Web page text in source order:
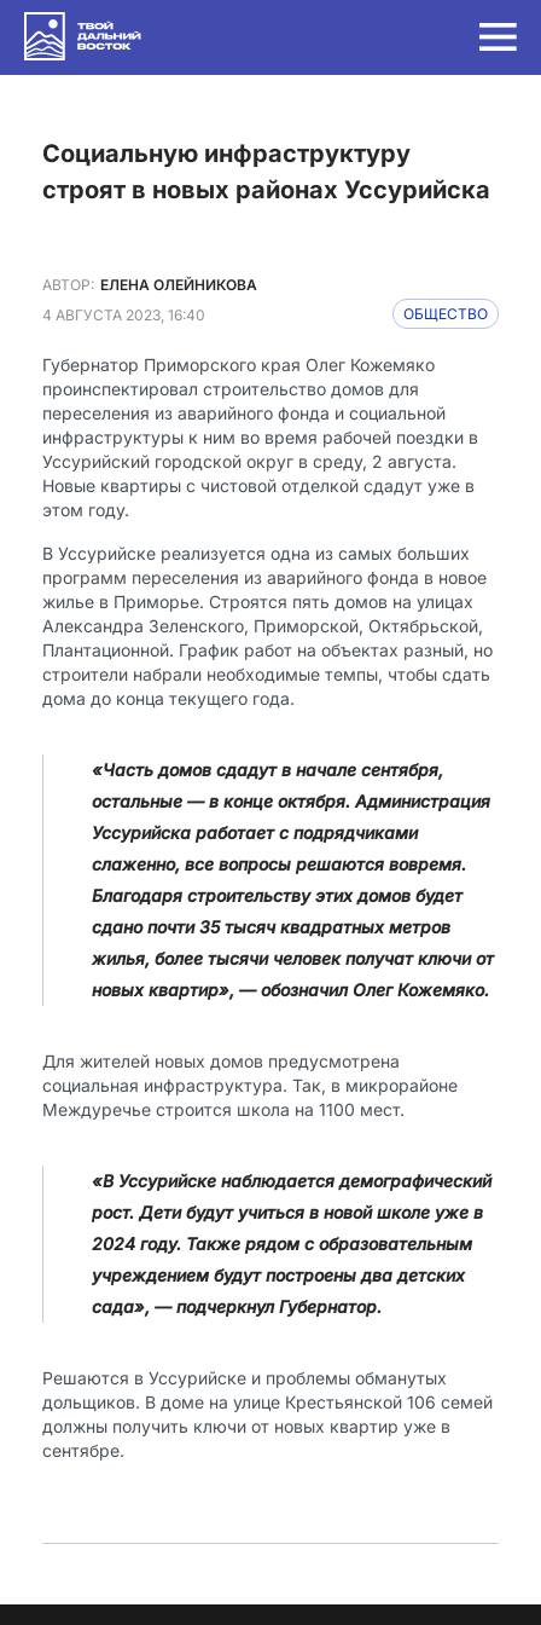
Социальную инфраструктуру
строят в новых районах Уссурийска
АВТОР: ЕЛЕНА ОЛЕЙНИКОВА
4 АВГУСТА 2023, 16:40
ОБЩЕСТВО
Губернатор Приморского края Олег Кожемяко
проинспектировал строительство домов для
переселения из аварийного фонда и социальной
инфраструктуры к ним во время рабочей поездки в
Уссурийский городской округ в среду, 2 августа.
Новые квартиры с чистовой отделкой сдадут уже в
этом году.
В Уссурийске реализуется одна из самых больших
программ переселения из аварийного фонда в новое
жилье в Приморье. Строятся пять домов на улицах
Александра Зеленского, Приморской, Октябрьской,
Плантационной. График работ на объектах разный, но
строители набрали необходимые темпы, чтобы сдать
дома до конца текущего года.
«Часть домов сдадут в начале сентября,
остальные — в конце октября. Администрация
Уссурийска работает с подрядчиками
слаженно, все вопросы решаются вовремя.
Благодаря строительству этих домов будет
сдано почти 35 тысяч квадратных метров
жилья, более тысячи человек получат ключи от
новых квартир», — обозначил Олег Кожемяко.
Для жителей новых домов предусмотрена
социальная инфраструктура. Так, в микрорайоне
Междуречье строится школа на 1100 мест.
«В Уссурийске наблюдается демографический
рост. Дети будут учиться в новой школе уже в
2024 году. Также рядом с образовательным
учреждением будут построены два детских
сада», — подчеркнул Губернатор.
Решаются в Уссурийске и проблемы обманутых
дольщиков. В доме на улице Крестьянской 106 семей
должны получить ключи от новых квартир уже в
сентябре.